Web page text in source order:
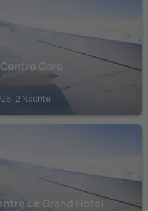
Gare
2 Nächte
Le Grand Hotel